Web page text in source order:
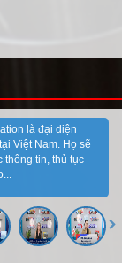
là đại diện
Việt Nam. Họ sẽ
thông tin, thủ tục